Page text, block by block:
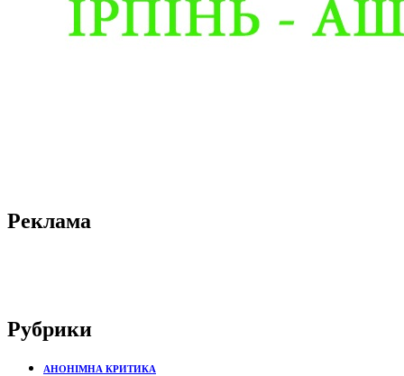
Реклама
Рубрики
АНОНІМНА КРИТИКА